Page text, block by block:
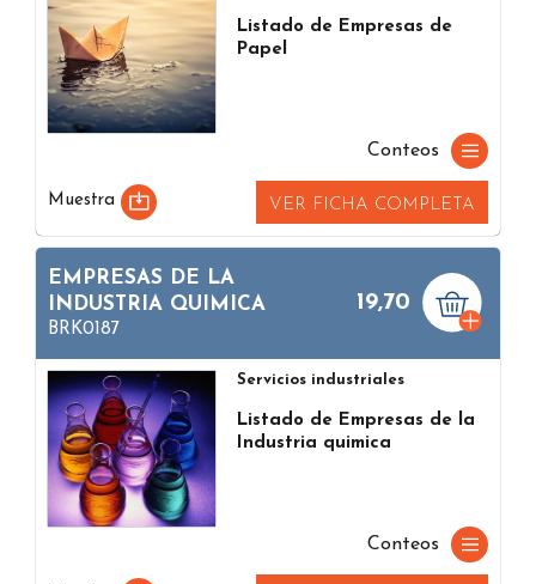
Listado de Empresas de
Papel
Conteos
Muestra VER FICHA COMPLETA
EMPRESAS DE LA
INDUSTRIA QUIMICA
BRK0187
19,70
Servicios industriales
Listado de Empresas de la
Industria quimica
Conteos